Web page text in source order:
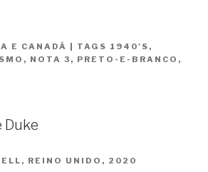
E CANADÁ TAGS 1940'S ,
, NOTA 3 , PRETO-E-BRANCO ,
Duke
REINO UNIDO, 2020